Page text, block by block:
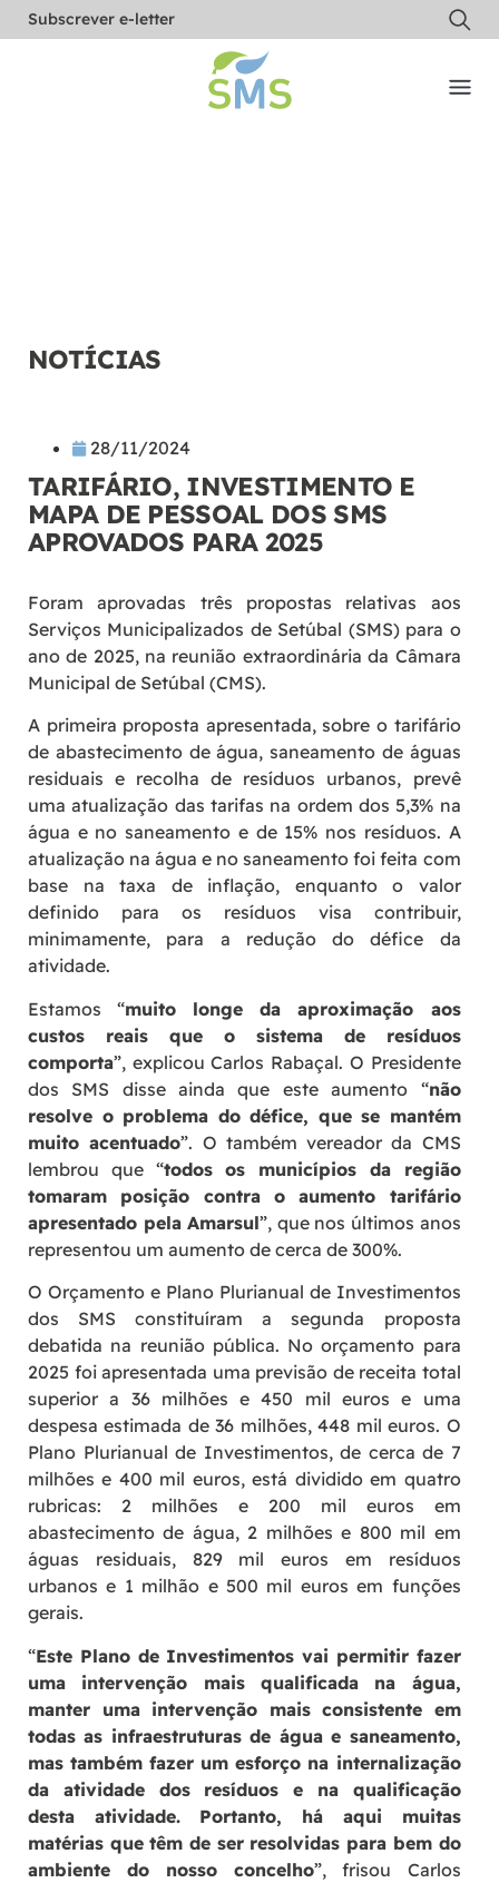
Subscrever e-letter
NOTÍCIAS
28/11/2024
TARIFÁRIO, INVESTIMENTO E
MAPA DE PESSOAL DOS SMS
APROVADOS PARA 2025
Foram aprovadas três propostas relativas aos
Serviços Municipalizados de Setúbal (SMS) para o
ano de 2025, na reunião extraordinária da Câmara
Municipal de Setúbal (CMS).
A primeira proposta apresentada, sobre o tarifário
de abastecimento de água, saneamento de águas
residuais e recolha de resíduos urbanos, prevê
uma atualização das tarifas na ordem dos 5,3% na
água e no saneamento e de 15% nos resíduos. A
atualização na água e no saneamento foi feita com
base na taxa de inflação, enquanto o valor
definido para os resíduos visa contribuir,
minimamente, para a redução do défice da
atividade.
Estamos “muito longe da aproximação aos
custos reais que o sistema de resíduos
comporta”, explicou Carlos Rabaçal. O Presidente
dos SMS disse ainda que este aumento “não
resolve o problema do défice, que se mantém
muito acentuado”. O também vereador da CMS
lembrou que “todos os municípios da região
tomaram posição contra o aumento tarifário
apresentado pela Amarsul”, que nos últimos anos
representou um aumento de cerca de 300%.
O Orçamento e Plano Plurianual de Investimentos
dos SMS constituíram a segunda proposta
debatida na reunião pública. No orçamento para
2025 foi apresentada uma previsão de receita total
superior a 36 milhões e 450 mil euros e uma
despesa estimada de 36 milhões, 448 mil euros. O
Plano Plurianual de Investimentos, de cerca de 7
milhões e 400 mil euros, está dividido em quatro
rubricas: 2 milhões e 200 mil euros em
abastecimento de água, 2 milhões e 800 mil em
águas residuais, 829 mil euros em resíduos
urbanos e 1 milhão e 500 mil euros em funções
gerais.
“Este Plano de Investimentos vai permitir fazer
uma intervenção mais qualificada na água,
manter uma intervenção mais consistente em
todas as infraestruturas de água e saneamento,
mas também fazer um esforço na internalização
da atividade dos resíduos e na qualificação
desta atividade. Portanto, há aqui muitas
matérias que têm de ser resolvidas para bem do
ambiente do nosso concelho”, frisou Carlos